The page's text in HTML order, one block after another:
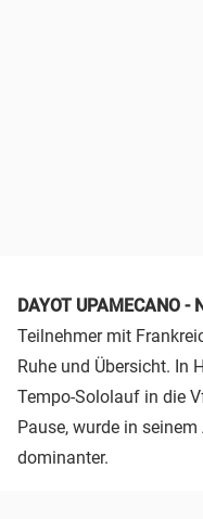
DAYOT UPAMECANO -
Teilnehmer mit
Ruhe und Übersicht. In
Tempo-Sololauf in die
Pause, wurde in
dominanter.